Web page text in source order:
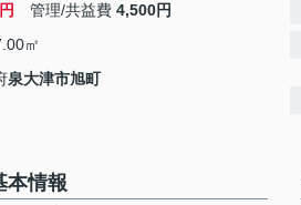
管理/共益費 4,500円
㎡
泉大津市旭町
本情報